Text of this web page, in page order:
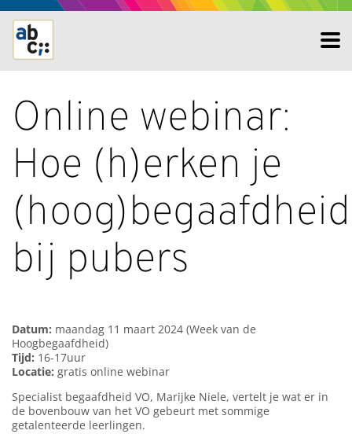
Online webinar:
Hoe (h)erken je
(hoog)begaafdheid
bij pubers
Datum: maandag 11 maart 2024 (Week van de
Hoogbegaafdheid)
Tijd: 16-17uur
Locatie: gratis online webinar
Specialist begaafdheid VO, Marijke Niele, vertelt je wat er in
de bovenbouw van het VO gebeurt met sommige
getalenteerde leerlingen.